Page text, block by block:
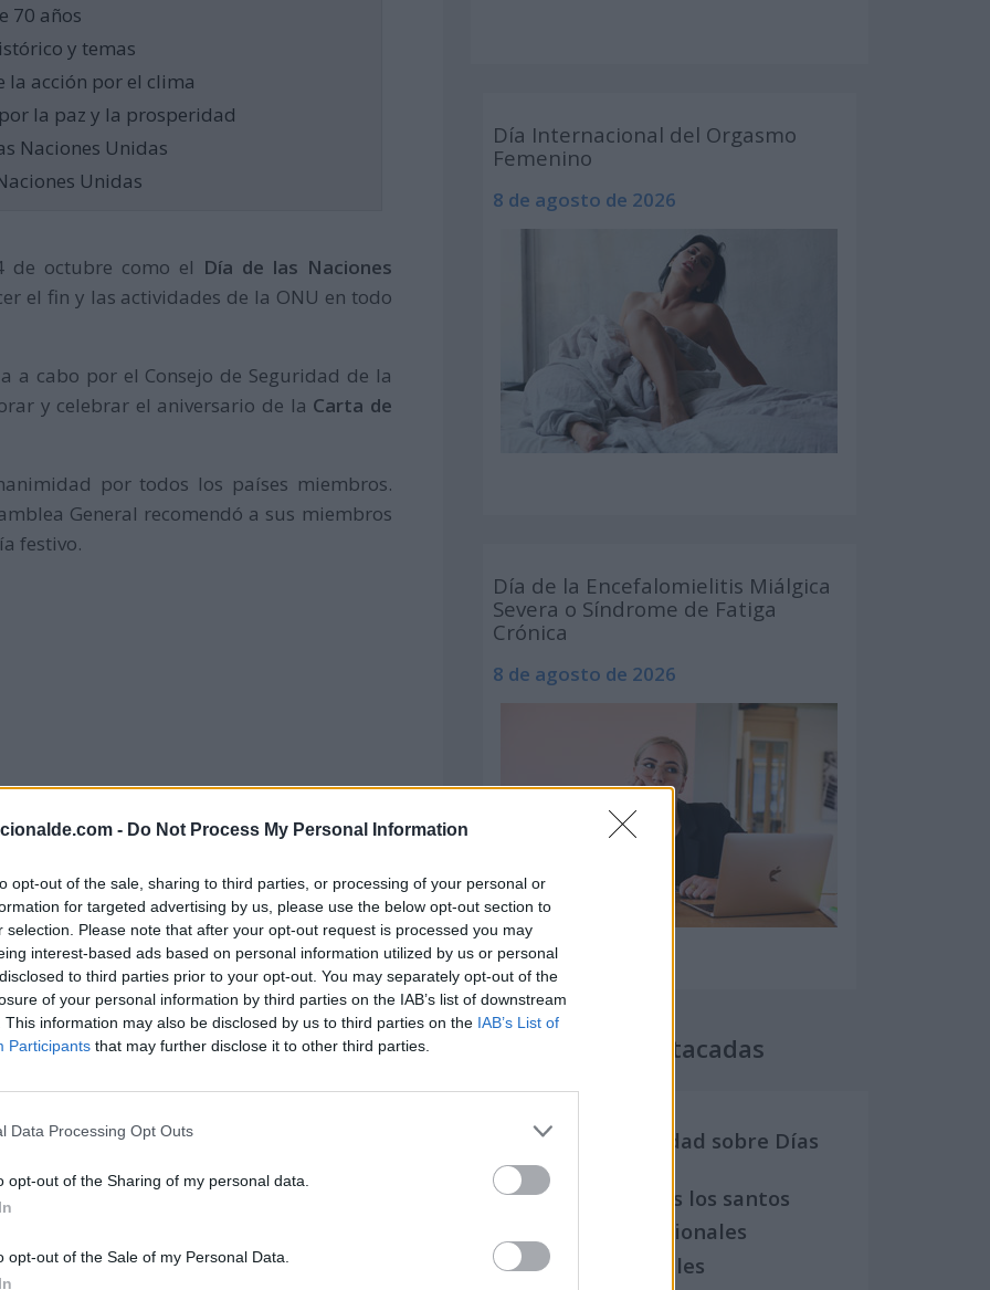
- Do Not Process My Personal Information
opt-out of the sale, sharing to third parties, or processing of your personal or
for targeted advertising by us, please use the below opt-out section to
selection. Please note that after your opt-out request is processed you may
interest-based ads based on personal information utilized by us or personal
to third parties prior to your opt-out. You may separately opt-out of the
of your personal information by third parties on the IAB’s list of downstream
This information may also be disclosed by us to third parties on the IAB’s List of
Participants that may further disclose it to other third parties.
Data Processing Opt Outs
opt-out of the Sharing of my personal data.
opt-out of the Sale of my Personal Data.
70 años
y temas
la acción por el clima
la paz y la prosperidad
Naciones Unidas
Unidas
de octubre como el Día de las Naciones
el fin y las actividades de la ONU en todo
a cabo por el Consejo de Seguridad de la
y celebrar el aniversario de la Carta de
por todos los países miembros.
General recomendó a sus miembros
festivo.
Día Internacional del Orgasmo
Femenino
8 de agosto de 2026
Día de la Encefalomielitis Miálgica
Severa o Síndrome de Fatiga
Crónica
8 de agosto de 2026
Secciones destacadas
Noticias y actualidad sobre Días
Internacionales
Onomástica. Todos los santos
Semanas Internacionales
Años Internacionales